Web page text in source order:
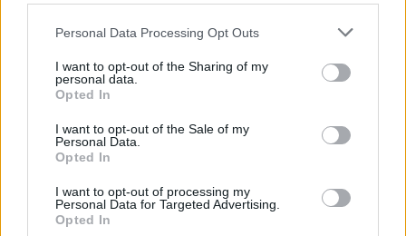
Personal Data Processing Opt Outs
I want to opt-out of the Sharing of my
personal data.
Opted In
I want to opt-out of the Sale of my
Personal Data.
Opted In
I want to opt-out of processing my
Personal Data for Targeted Advertising.
Opted In